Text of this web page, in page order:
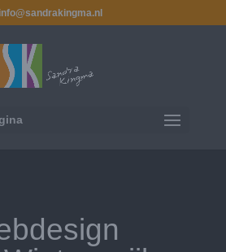
info@sandrakingma.nl